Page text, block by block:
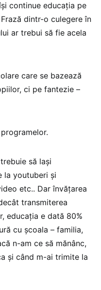
continue educația pe
dintr-o culegere în
ar trebui să fie acela
care se bazează
ci pe fantezie –
să lași
la youtuberi și
etc.. Dar învățarea
transmiterea
educația e dată 80%
cu școala – familia,
n-am ce să mănânc,
și când m-ai trimite la